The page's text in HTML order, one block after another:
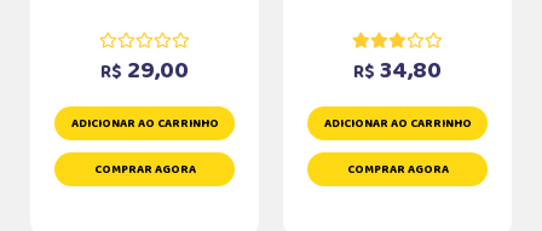
R$ 29,00
ADICIONAR AO CARRINHO
COMPRAR AGORA
R$ 34,80
ADICIONAR AO CARRINHO
COMPRAR AGORA